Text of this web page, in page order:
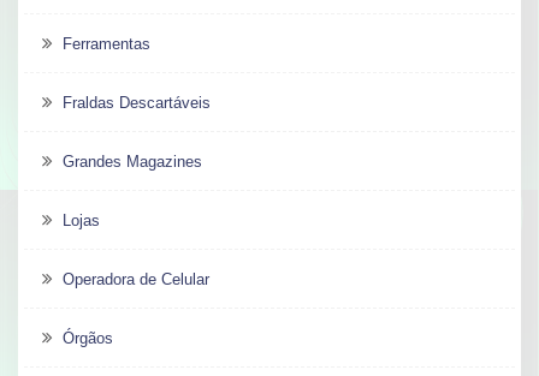
Ferramentas
Fraldas Descartáveis
Grandes Magazines
Lojas
Operadora de Celular
Órgãos